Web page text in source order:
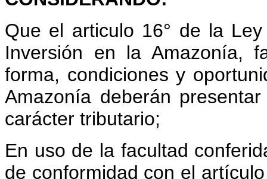
Que el articulo 16° de la
Inversión en la Amazonía,
forma, condiciones y
Amazonía deberán
carácter tributario;
En uso de la facultad
de conformidad con el